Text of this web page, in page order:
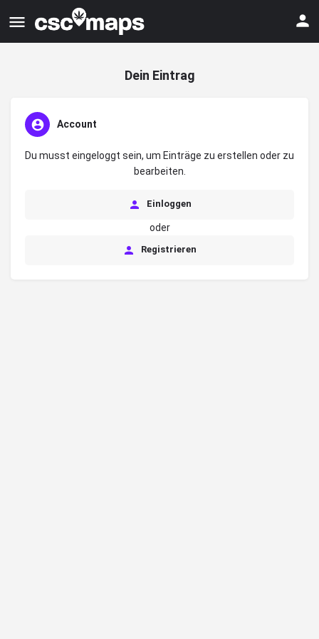
Dein Eintrag
Account
Du musst eingeloggt sein, um Einträge zu erstellen oder zu
bearbeiten.
Einloggen
oder
Registrieren